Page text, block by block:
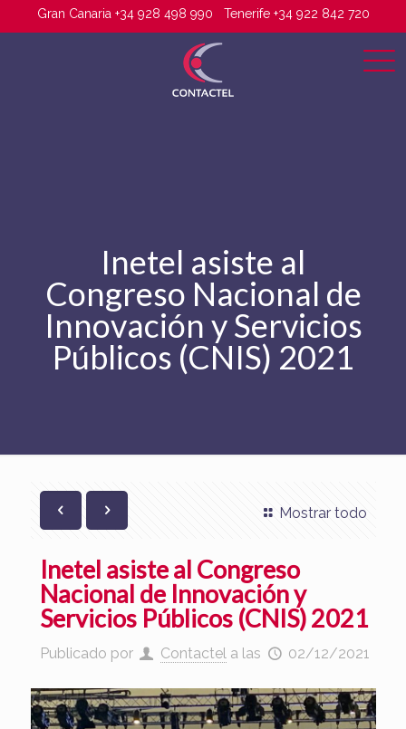
Gran Canaria +34 928 498 990 Tenerife +34 922 842 720
Inetel asiste al
Congreso Nacional de
Innovación y Servicios
Públicos (CNIS) 2021
Mostrar todo
Inetel asiste al Congreso
Nacional de Innovación y
Servicios Públicos (CNIS) 2021
Publicado por Contactel a las 02/12/2021